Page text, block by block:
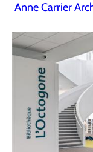
Anne Carrier